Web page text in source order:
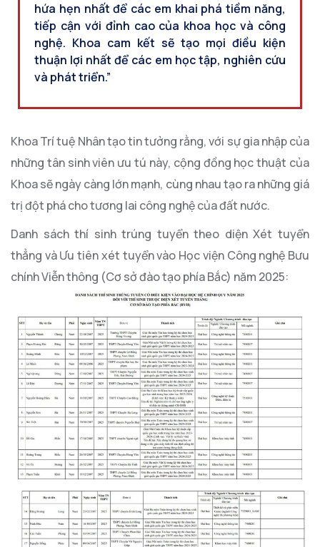
hứa hẹn nhất để các em khai phá tiềm năng,
tiếp cận với đỉnh cao của khoa học và công
nghệ. Khoa cam kết sẽ tạo mọi điều kiện
thuận lợi nhất để các em học tập, nghiên cứu
và phát triển.”
Khoa Trí tuệ Nhân tạo tin tưởng rằng, với sự gia nhập của
những tân sinh viên ưu tú này, cộng đồng học thuật của
Khoa sẽ ngày càng lớn mạnh, cùng nhau tạo ra những giá
trị đột phá cho tương lai công nghệ của đất nước.
Danh sách thí sinh trúng tuyển theo diện Xét tuyển
thẳng và Ưu tiên xét tuyển vào Học viện Công nghệ Bưu
chính Viễn thông (Cơ sở đào tạo phía Bắc) năm 2025: